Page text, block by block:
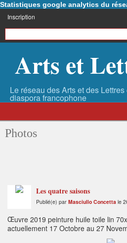
Statistiques google analytics du
Inscription
Arts et
Photos
Les quatre saisons
Publié(e) par Masciullo Concetta le
Œuvre 2019 peinture huile toile lin
actuellement 17 Octobre au 27